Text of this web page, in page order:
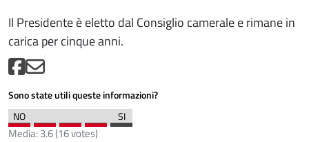
Il Presidente è eletto dal Consiglio camerale e rimane in
carica per cinque anni.
Sono state utili queste informazioni?
Media:3.6(16votes)